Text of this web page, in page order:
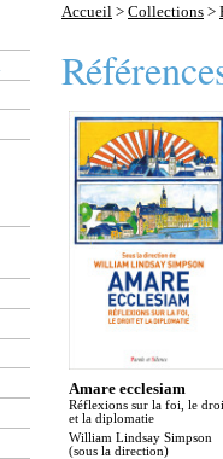
Accueil > Collections >
Amare ecclesiam
Réflexions sur la foi, le
et la diplomatie
William Lindsay Simpson
(sous la direction)